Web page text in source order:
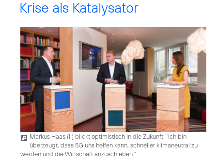
Krise als Katalysator
Markus Haas (l.) blickt optimistisch in die Zukunft: “Ich bin
überzeugt, dass 5G uns helfen kann, schneller klimaneutral zu
werden und die Wirtschaft anzuschieben.“